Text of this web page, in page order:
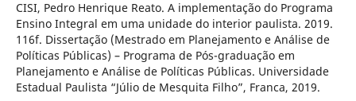
CISI, Pedro Henrique Reato. A implementação do Programa
Ensino Integral em uma unidade do interior paulista. 2019.
116f. Dissertação (Mestrado em Planejamento e Análise de
Políticas Públicas) – Programa de Pós-graduação em
Planejamento e Análise de Políticas Públicas. Universidade
Estadual Paulista “Júlio de Mesquita Filho”, Franca, 2019.